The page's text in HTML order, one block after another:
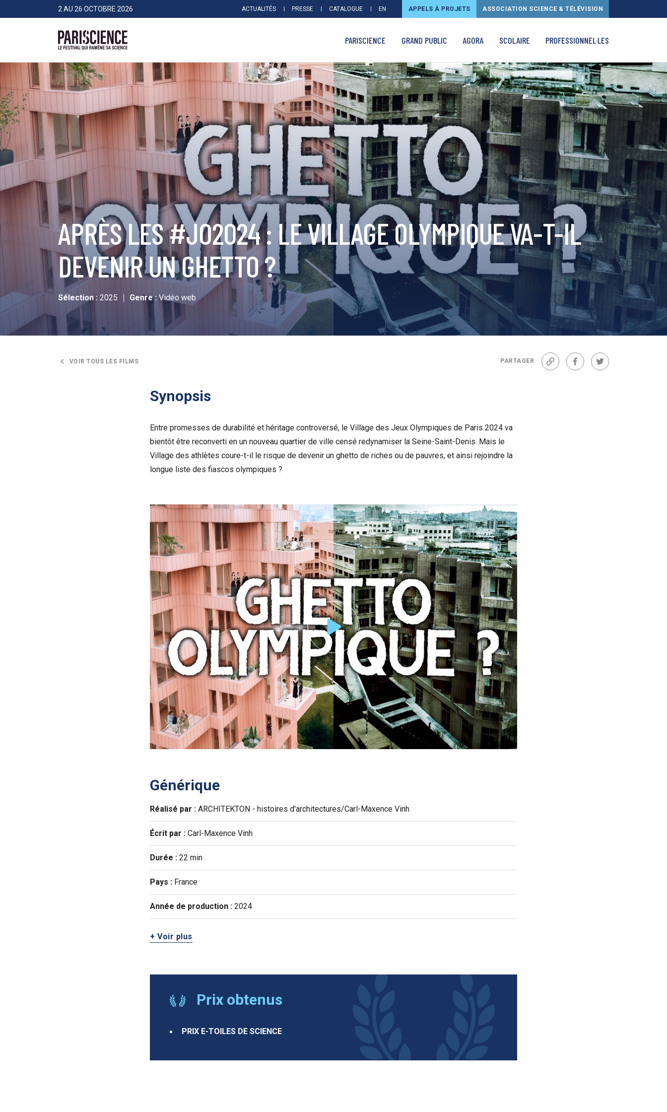
>Aller au contenu2 AU 26 OCTOBRE 2026 ACTUALITÉS PRESSE CATALOGUE EN APPELS À PROJETS ASSOCIATION SCIENCE & TÉLÉVISION
PARISCIENCE GRAND PUBLIC AGORA SCOLAIRE PROFESSIONNEL·LES
APRÈS LES #JO2024 : LE VILLAGE OLYMPIQUE VA-T-IL
DEVENIR UN GHETTO ?
Sélection : 2025 Genre : Vidéo web
VOIR TOUS LES FILMS PARTAGER
Lien FacebookTwitter
Synopsis
Entre promesses de durabilité et héritage controversé, le Village des Jeux Olympiques de Paris 2024 va
bientôt être reconverti en un nouveau quartier de ville censé redynamiser la Seine-Saint-Denis. Mais le
Village des athlètes coure-t-il le risque de devenir un ghetto de riches ou de pauvres, et ainsi rejoindre la
longue liste des fiascos olympiques ?
Voir la bande-annonce
Générique
Réalisé par : ARCHITEKTON - histoires d'architectures/Carl-Maxence Vinh
Écrit par : Carl-Maxence Vinh
Durée : 22 min
Pays : France
Année de production : 2024
+ Voir plus
Prix obtenus
PRIX E-TOILES DE SCIENCE
Panneau de gestion des cookies